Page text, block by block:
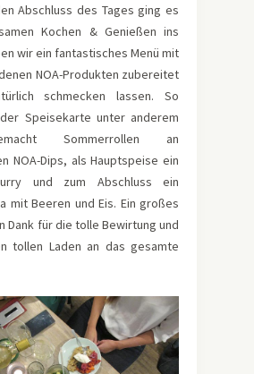
Abschluss des Tages ging es
Kochen & Genießen ins
wir ein fantastisches Menü mit
NOA-Produkten zubereitet
schmecken lassen. So
Speisekarte unter anderem
Sommerrollen an
NOA-Dips, als Hauptspeise ein
und zum Abschluss ein
mit Beeren und Eis. Ein großes
Dank für die tolle Bewirtung und
tollen Laden an das gesamte